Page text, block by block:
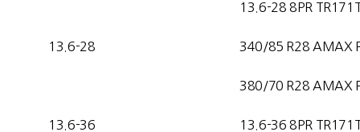
13.6-28
13.6-28 8PR
340/85 R28 AMAX
380/70 R28 AMAX
13.6-36 13.6-36 8PR